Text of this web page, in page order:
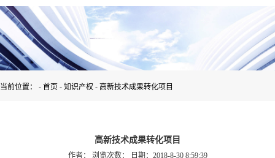
当前位置： - 首页 - 知识产权 - 高新技术成果转化项目
高新技术成果转化项目
作者： 浏览次数： 日期：2018-8-30 8:59:39